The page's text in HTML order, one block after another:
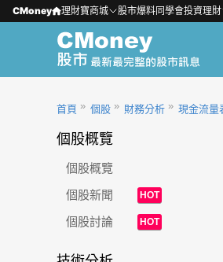
CMoney 理財寶商城 股市爆料同學會投資理財
首頁 個股 財務分析 現金流量
個股概覽
個股概覽
個股新聞
HOT
個股討論 HOT